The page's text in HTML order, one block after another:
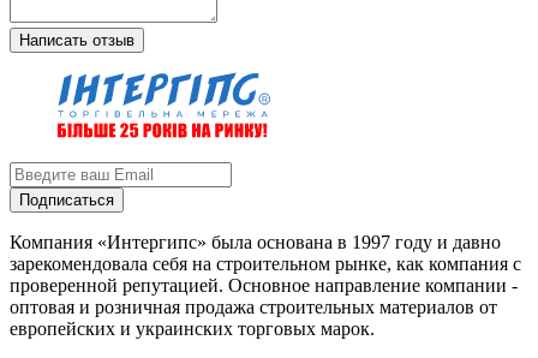
Написать отзыв
Подписаться
Компания «Интергипс» была основана в 1997 году и давно
зарекомендовала себя на строительном рынке, как компания с
проверенной репутацией. Основное направление компании -
оптовая и розничная продажа строительных материалов от
европейских и украинских торговых марок.